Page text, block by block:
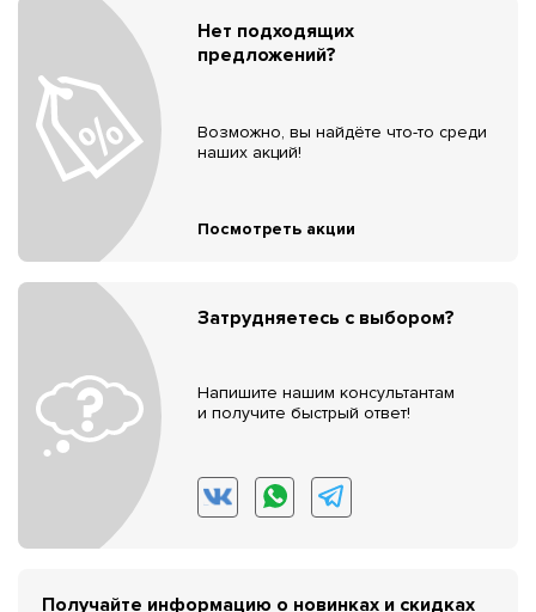
Нет подходящих
предложений?
Возможно, вы найдёте что-то среди
наших акций!
Посмотреть акции
Затрудняетесь с выбором?
Напишите нашим консультантам
и получите быстрый ответ!
Получайте информацию о новинках и скидках